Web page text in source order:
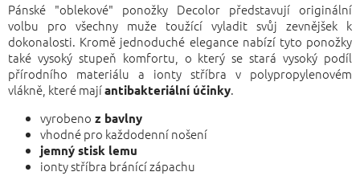
Pánské "oblekové" ponožky Decolor představují originální
volbu pro všechny muže toužící vyladit svůj zevnějšek k
dokonalosti. Kromě jednoduché elegance nabízí tyto ponožky
také vysoký stupeň komfortu, o který se stará vysoký podíl
přírodního materiálu a ionty stříbra v polypropylenovém
vlákně, které majíantibakteriální účinky.
vyrobeno z bavlny
vhodné pro každodenní nošení
jemný stisk lemu
ionty stříbra bránící zápachu